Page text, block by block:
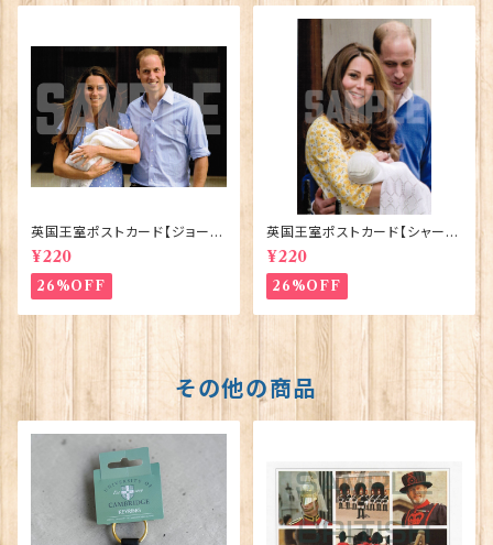
英国王室ポストカード【ジョージ
王子ご誕生】Pageantry Post
card 90183-JEF100
¥220
26%OFF
英国王室ポストカード【シャーロ
ット王女2】Pageantry Postca
rd 90183-JEF202
¥220
26%OFF
その他の商品